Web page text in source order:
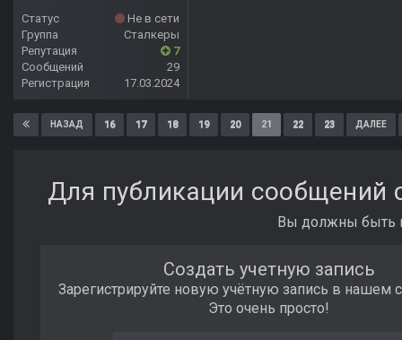
Статус
Не в сети
Группа
Сталкеры
Репутация
7
Сообщений
29
Регистрация
17.03.2024
НАЗАД 16 17 18 19 20 21 22 23 ДАЛЕЕ
Для публикации сообщений
Вы должны быть
Создать учетную запись
Зарегистрируйте новую учётную запись в нашем
Это очень просто!